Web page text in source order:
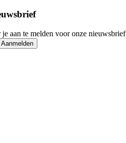
aan te melden voor onze nieuwsbrief
Aanmelden